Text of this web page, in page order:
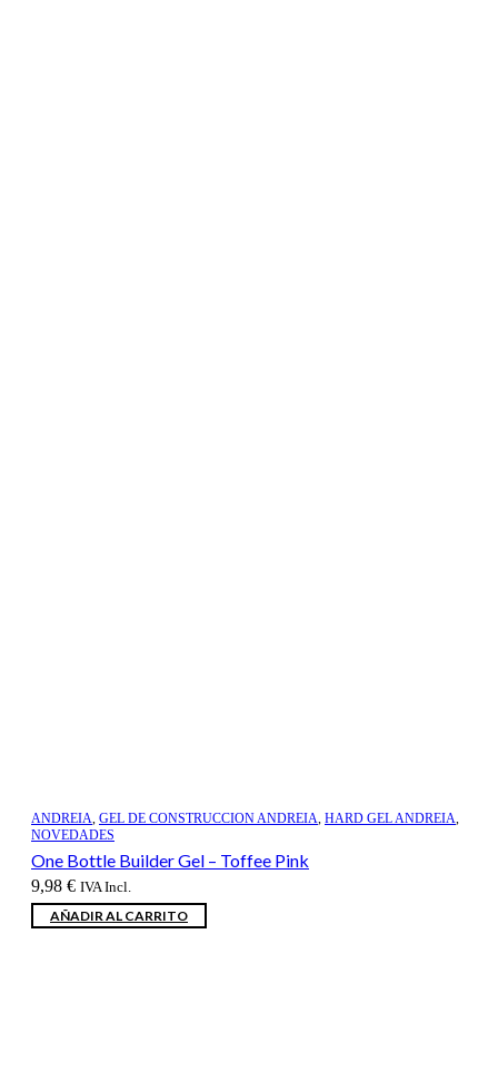
ANDREIA, GEL DE CONSTRUCCION ANDREIA, HARD GEL ANDREIA,
NOVEDADES
One Bottle Builder Gel – Toffee Pink
9,98 € IVA Incl.
AÑADIR AL CARRITO